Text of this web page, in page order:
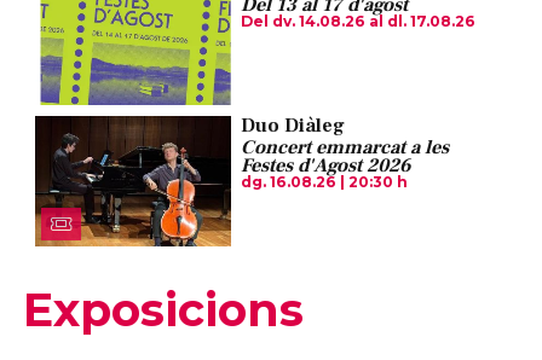
Del 13 al 17 d'agost
Del dv. 14.08.26 al dl. 17.08.26
Duo Diàleg
Concert emmarcat a les
Festes d'Agost 2026
dg. 16.08.26 |20:30 h
Exposicions